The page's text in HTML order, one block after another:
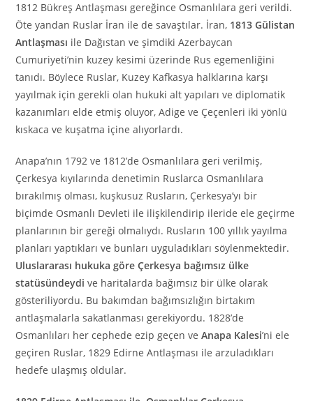
1812 Bükreş Antlaşması gereğince Osmanlılara geri verildi.
Öte yandan Ruslar İran ile de savaştılar. İran, 1813 Gülistan
Antlaşması ile Dağıstan ve şimdiki Azerbaycan
Cumuriyeti’nin kuzey kesimi üzerinde Rus egemenliğini
tanıdı. Böylece Ruslar, Kuzey Kafkasya halklarına karşı
yayılmak için gerekli olan hukuki alt yapıları ve diplomatik
kazanımları elde etmiş oluyor, Adige ve Çeçenleri iki yönlü
kıskaca ve kuşatma içine alıyorlardı.
Anapa’nın 1792 ve 1812’de Osmanlılara geri verilmiş,
Çerkesya kıyılarında denetimin Ruslarca Osmanlılara
bırakılmış olması, kuşkusuz Rusların, Çerkesya’yı bir
biçimde Osmanlı Devleti ile ilişkilendirip ileride ele geçirme
planlarının bir gereği olmalıydı. Rusların 100 yıllık yayılma
planları yaptıkları ve bunları uyguladıkları söylenmektedir.
Uluslararası hukuka göre Çerkesya bağımsız ülke
statüsündeydive haritalarda bağımsız bir ülke olarak
gösteriliyordu. Bu bakımdan bağımsızlığın birtakım
antlaşmalarla sakatlanması gerekiyordu. 1828’de
Osmanlıları her cephede ezip geçen veAnapa Kalesi’ni ele
geçiren Ruslar, 1829 Edirne Antlaşması ile arzuladıkları
hedefe ulaşmış oldular.